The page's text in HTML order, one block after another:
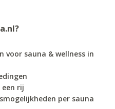
voor sauna & wellness in
rij
per sauna